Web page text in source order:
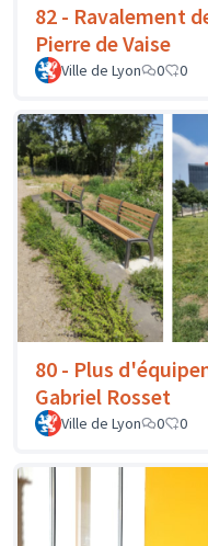
82 - Ravalement
Pierre de Vaise
Ville de Lyon 0 0
80 - Plus
Gabriel Rosset
Ville de Lyon 0 0